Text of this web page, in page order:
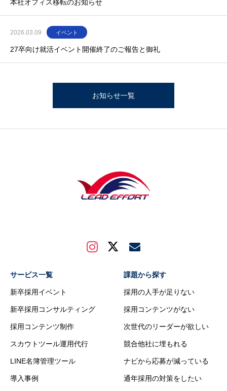
本社オフィス移転のお知らせ
2026.03.09 イベント
27卒向け就活イベント開催終了のご報告と御礼
お知らせ一覧
サービス一覧
新卒採用イベント
新卒採用コンサルティング
採用コンテンツ制作
スカウトツール運用代行
LINE名簿管理ツール
導入事例
課題から探す
採用の人手が足りない
採用コンテンツがない
次世代のリーダーが欲しい
競合他社に埋もれる
ナビから応募が減っている
通年採用の対策をしたい